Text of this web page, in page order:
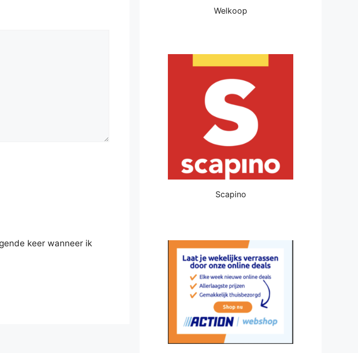
keer wanneer ik
Welkoop
Scapino